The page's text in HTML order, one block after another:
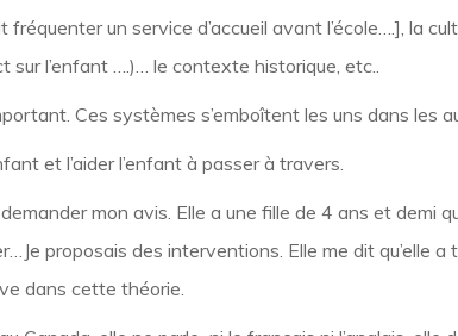
un service d’accueil avant l’école….], la
l’enfant ….)… le contexte historique, etc..
Ces systèmes s’emboîtent les uns dans les
et l’aider l’enfant à passer à travers.
mon avis. Elle a une fille de 4 ans et demi
proposais des interventions. Elle me dit qu’elle
dans cette théorie.